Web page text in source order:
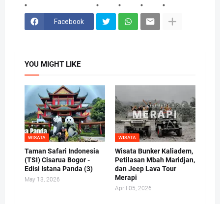
Facebook
YOU MIGHT LIKE
WISATA
Taman Safari Indonesia
(TSI) Cisarua Bogor -
Edisi Istana Panda (3)
May 13, 2026
WISATA
Wisata Bunker Kaliadem,
Petilasan Mbah Maridjan,
dan Jeep Lava Tour
Merapi
April 05, 2026